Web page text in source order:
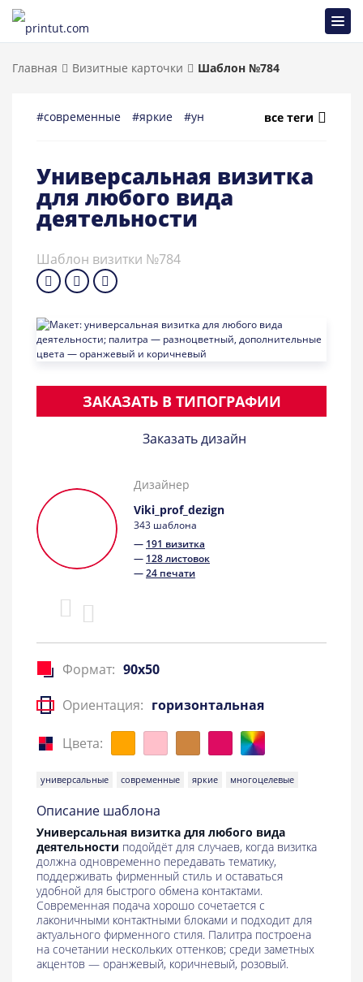
Главная Визитные карточки Шаблон №784
#современные #яркие #универсальныевсе теги
Универсальная визитка
для любого вида
деятельности
Шаблон визитки №784
ЗАКАЗАТЬ В ТИПОГРАФИИ
Заказать дизайн
Дизайнер
Viki_prof_dezign
343 шаблона
— 191 визитка
— 128 листовок
—24 печати
Формат: 90x50
Ориентация: горизонтальная
Цвета:
универсальные современные яркие многоцелевые
Описание шаблона
Универсальная визитка для любого вида
деятельности подойдёт для случаев, когда визитка
должна одновременно передавать тематику,
поддерживать фирменный стиль и оставаться
удобной для быстрого обмена контактами.
Современная подача хорошо сочетается с
лаконичными контактными блоками и подходит для
актуального фирменного стиля. Палитра построена
на сочетании нескольких оттенков; среди заметных
акцентов — оранжевый, коричневый, розовый.